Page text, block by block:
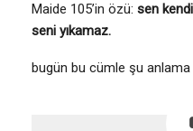
Maide 105’in özü: sen
seni yıkamaz.
bugün bu cümle şu